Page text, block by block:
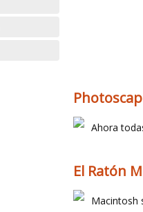
Ahora
El Ratón
Macintosh